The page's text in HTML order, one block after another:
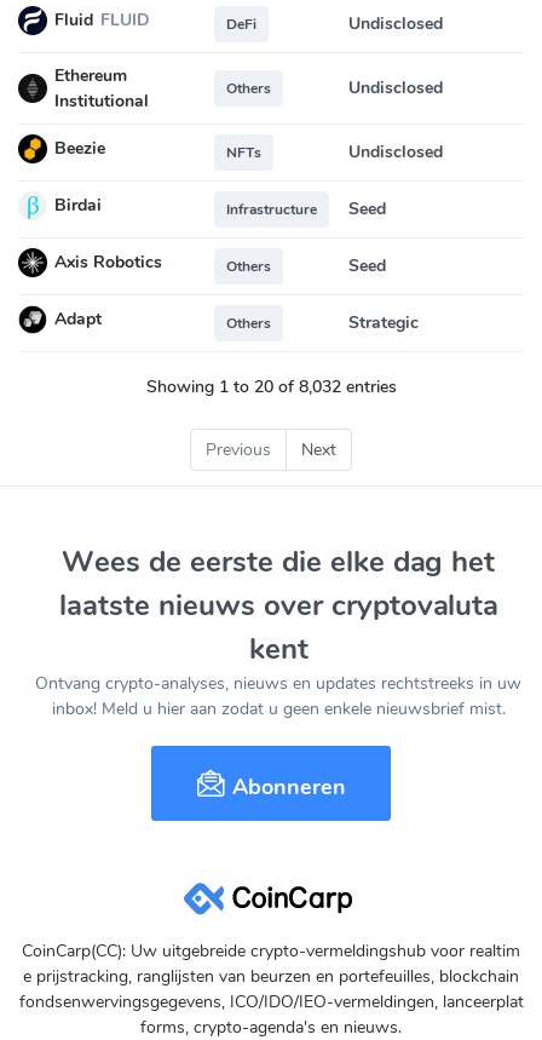
Fluid FLUID DeFi Undisclosed
Ethereum
Institutional
Others Undisclosed
Beezie NFTs Undisclosed
Birdai Infrastructure Seed
Axis Robotics Others Seed
Adapt Others Strategic
Showing 1 to 20 of 8,032 entries
Previous Next
Wees de eerste die elke dag het
laatste nieuws over cryptovaluta
kent
Ontvang crypto-analyses, nieuws en updates rechtstreeks in uw
inbox! Meld u hier aan zodat u geen enkele nieuwsbrief mist.
Abonneren
CoinCarp(CC): Uw uitgebreide crypto-vermeldingshub voor realtim
e prijstracking, ranglijsten van beurzen en portefeuilles, blockchain
fondsenwervingsgegevens, ICO/IDO/IEO-vermeldingen, lanceerplat
forms, crypto-agenda's en nieuws.